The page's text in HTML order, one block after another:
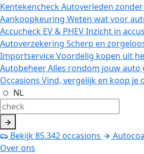
KentekencheckAutoverleden
Aankoopkeuring Weten wat voor
Accucheck EV & PHEVInzicht in
Autoverzekering Scherp en
ImportserviceVoordelig kopen uit
AutobeheerAlles rondom jouw auto
Occasions Vind, vergelijk en koop je
NL
Bekijk85.342occasions
Over ons